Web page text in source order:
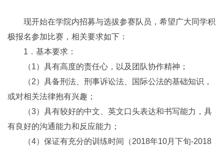
现开始在学院内招募与选拔参赛队员，希望广大同学积
极报名参加比赛，相关要求如下：
1．基本要求：
（1）具有高度的责任心，以及团队协作精神；
（2）具备刑法、刑事诉讼法、国际公法的基础知识，
或对相关法律抱有兴趣；
（3）具有较好的中文、英文口头表达和书写能力，具
有良好的沟通能力和反应能力；
（4）保证有充分的训练时间（2018年10月下旬-2018